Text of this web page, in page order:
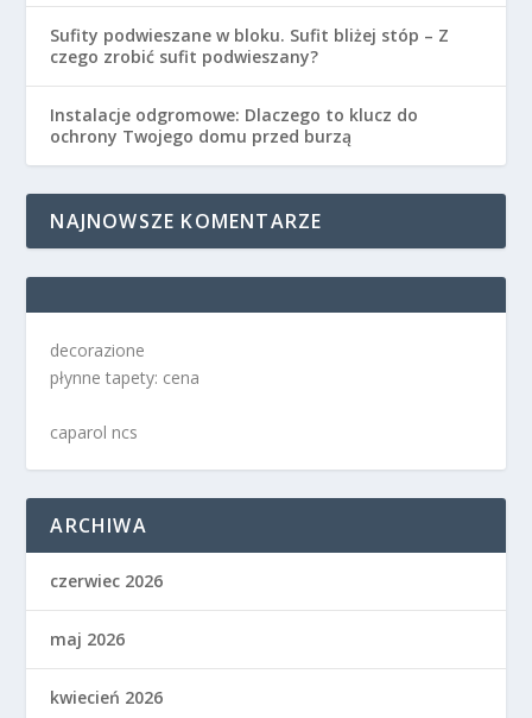
Sufity podwieszane w bloku. Sufit bliżej stóp – Z
czego zrobić sufit podwieszany?
Instalacje odgromowe: Dlaczego to klucz do
ochrony Twojego domu przed burzą
NAJNOWSZE KOMENTARZE
decorazione
płynne tapety: cena
caparol ncs
ARCHIWA
czerwiec 2026
maj 2026
kwiecień 2026